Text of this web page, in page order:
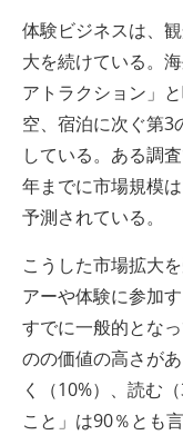
体験ビジネスは、
大を続けている。
アトラクション」
空、宿泊に次ぐ第3
している。ある調
年までに市場規模
予測されている。
こうした市場拡大
アーや体験に参加
すでに一般的とな
のの価値の高さが
く（10%）、読む
こと」は90％とも